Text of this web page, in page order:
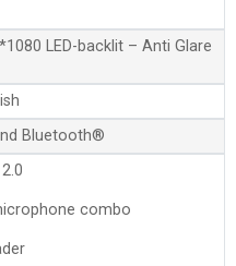
LED-backlit – Anti Glare
Bluetooth®
combo